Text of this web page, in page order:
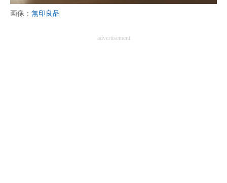
IT製品の技術・比較・事例
画像： 無印良品
advertisement